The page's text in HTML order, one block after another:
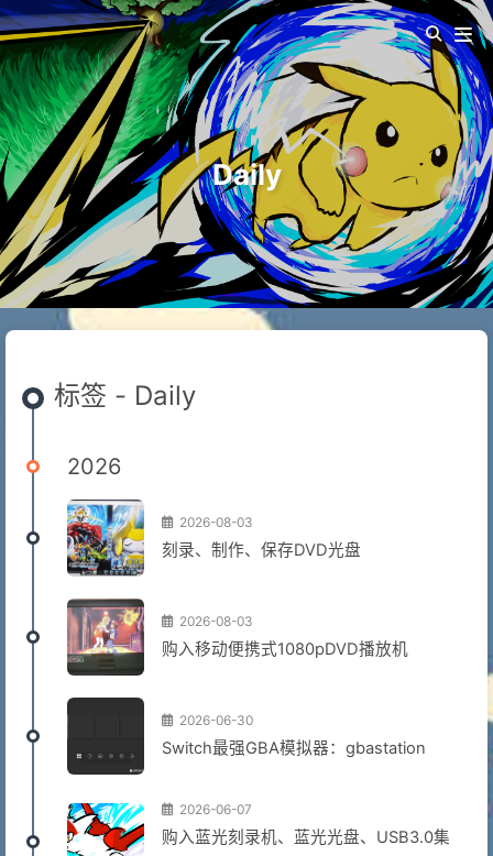
Daily
标签 - Daily
2026
2026-08-03
刻录、制作、保存DVD光盘
2026-08-03
购入移动便携式1080pDVD播放机
2026-06-30
Switch最强GBA模拟器：gbastation
2026-06-07
购入蓝光刻录机、蓝光光盘、USB3.0集